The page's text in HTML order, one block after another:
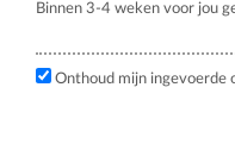
Binnen 3-4 weken voor jou
Onthoud mijn ingevoerde